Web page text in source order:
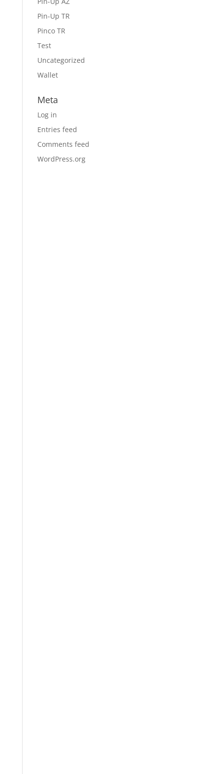
Pin-Up TR
Pinco TR
Test
Uncategorized
Wallet
Meta
Log in
Entries feed
Comments feed
WordPress.org